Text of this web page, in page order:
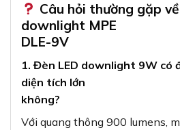
Câu hỏi thường gặp
downlight MPE
DLE-9V
1. Đèn LED downlight 9W có
diện tích lớn
không?
Với quang thông 900 lumens,